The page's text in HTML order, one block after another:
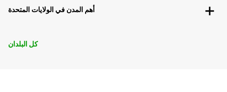
أهم المدن في الولايات المتحدة
كل البلدان